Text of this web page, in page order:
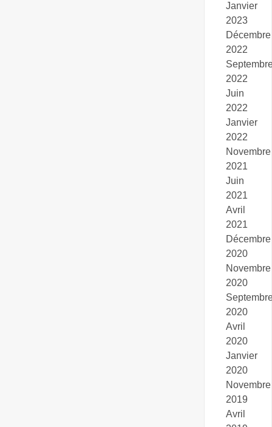
Janvier
2023
Décembre
2022
2022
Juin
2022
Janvier
2022
Novembre
2021
Juin
2021
Avril
2021
Décembre
2020
Novembre
2020
2020
Avril
2020
Janvier
2020
Novembre
2019
Avril